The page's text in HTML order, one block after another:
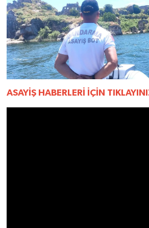
ASAYİŞ HABERLERİ İÇİN
YEREL
AFYON
AFYONKARAHİSAR
AYDIN
DENİZLİ